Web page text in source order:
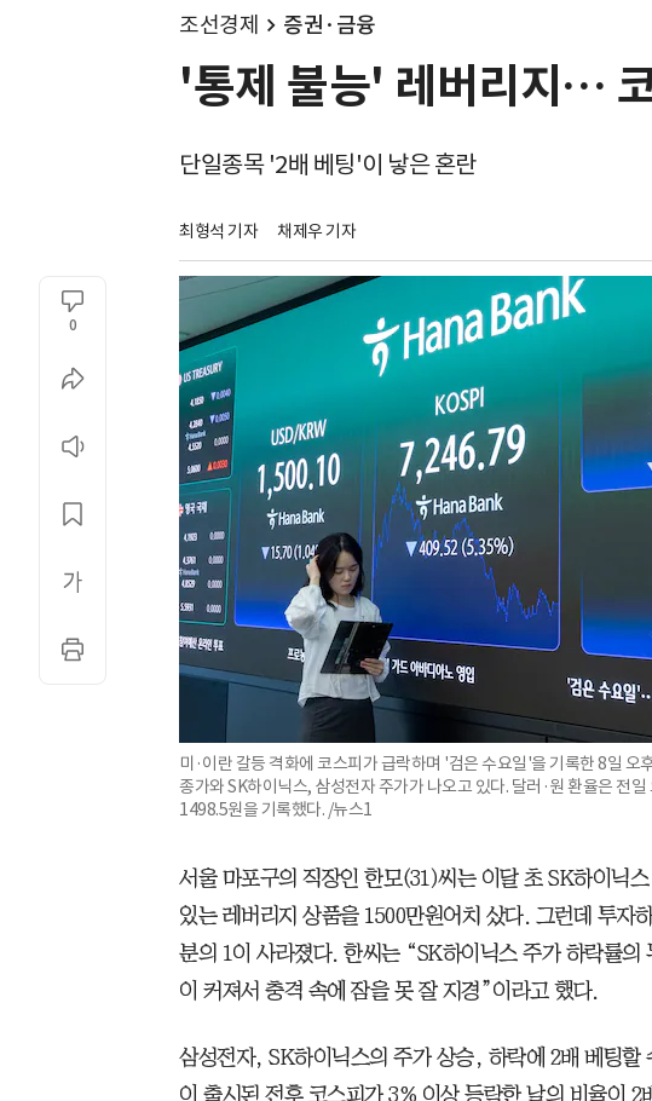
조선경제 증권·금융
'통제 불능' 레버리지…
단일종목 '2배 베팅'이 낳은 혼란
최형석 기자 채제우 기자
0
미·이란 갈등 격화에 코스피가 급락하며 '검은 수요일'을 기록한 8일 오
종가와 SK하이닉스, 삼성전자 주가가 나오고 있다. 달러·원 환율은 전
1498.5원을 기록했다. /뉴스1
서울 마포구의 직장인 한모(31)씨는 이달 초 SK하이닉
있는 레버리지 상품을 1500만원어치 샀다. 그런데 투자
분의 1이 사라졌다. 한씨는 “SK하이닉스 주가 하락률의
이 커져서 충격 속에 잠을 못 잘 지경”이라고 했다.
삼성전자, SK하이닉스의 주가 상승, 하락에 2배 베팅할
이 출시된 전후 코스피가 3% 이상 등락한 날의 비율이 2